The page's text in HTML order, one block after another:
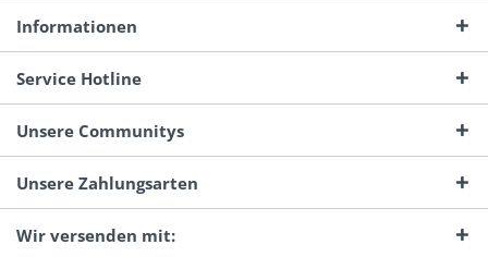
Informationen
Service Hotline
Unsere Communitys
Unsere Zahlungsarten
Wir versenden mit: